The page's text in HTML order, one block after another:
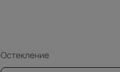
Остекление